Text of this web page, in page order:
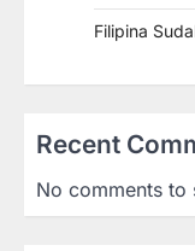
Filipina
Recent
No comments to